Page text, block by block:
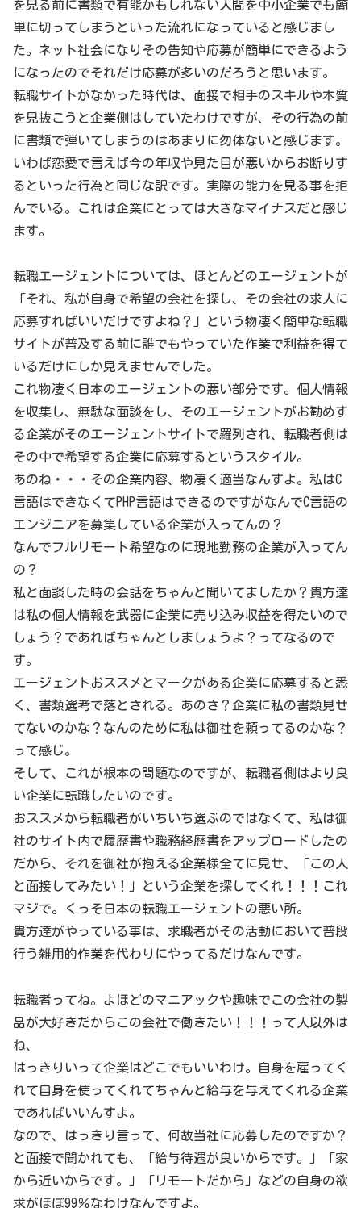
を見る前に書類で有能かもしれない人間を中小企業でも簡
単に切ってしまうといった流れになっていると感じまし
た。ネット社会になりその告知や応募が簡単にできるよう
になったのでそれだけ応募が多いのだろうと思います。
転職サイトがなかった時代は、面接で相手のスキルや本質
を見抜こうと企業側はしていたわけですが、その行為の前
に書類で弾いてしまうのはあまりに勿体ないと感じます。
いわば恋愛で言えば今の年収や見た目が悪いからお断りす
るといった行為と同じな訳です。実際の能力を見る事を拒
んでいる。これは企業にとっては大きなマイナスだと感じ
ます。
転職エージェントについては、ほとんどのエージェントが
「それ、私が自身で希望の会社を探し、その会社の求人に
応募すればいいだけですよね？」という物凄く簡単な転職
サイトが普及する前に誰でもやっていた作業で利益を得て
いるだけにしか見えませんでした。
これ物凄く日本のエージェントの悪い部分です。個人情報
を収集し、無駄な面談をし、そのエージェントがお勧めす
る企業がそのエージェントサイトで羅列され、転職者側は
その中で希望する企業に応募するというスタイル。
あのね・・・その企業内容、物凄く適当なんすよ。私はC
言語はできなくてPHP言語はできるのですがなんでC言語の
エンジニアを募集している企業が入ってんの？
なんでフルリモート希望なのに現地勤務の企業が入ってん
の？
私と面談した時の会話をちゃんと聞いてましたか？貴方達
は私の個人情報を武器に企業に売り込み収益を得たいので
しょう？であればちゃんとしましょうよ？ってなるので
す。
エージェントおススメとマークがある企業に応募すると悉
く、書類選考で落とされる。あのさ？企業に私の書類見せ
てないのかな？なんのために私は御社を頼ってるのかな？
って感じ。
そして、これが根本の問題なのですが、転職者側はより良
い企業に転職したいのです。
おススメから転職者がいちいち選ぶのではなくて、私は御
社のサイト内で履歴書や職務経歴書をアップロードしたの
だから、それを御社が抱える企業様全てに見せ、「この人
と面接してみたい！」という企業を探してくれ！！！これ
マジで。くっそ日本の転職エージェントの悪い所。
貴方達がやっている事は、求職者がその活動において普段
行う雑用的作業を代わりにやってるだけなんです。
転職者ってね。よほどのマニアックや趣味でこの会社の製
品が大好きだからこの会社で働きたい！！！って人以外は
ね、
はっきりいって企業はどこでもいいわけ。自身を雇ってく
れて自身を使ってくれてちゃんと給与を与えてくれる企業
であればいいんすよ。
なので、はっきり言って、何故当社に応募したのですか？
と面接で聞かれても、「給与待遇が良いからです。」「家
から近いからです。」「リモートだから」などの自身の欲
求がほぼ99％なわけなんですよ。